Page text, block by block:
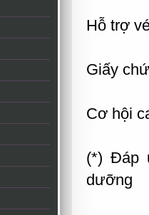
Hỗ trợ
Giấy
Cơ hội
(*) Đáp
dưỡng